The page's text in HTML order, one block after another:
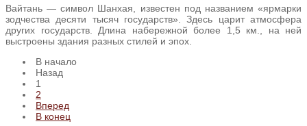
Вайтань — символ Шанхая, известен под названием «ярмарки
зодчества десяти тысяч государств». Здесь царит атмосфера
других государств. Длина набережной более 1,5 км., на ней
выстроены здания разных стилей и эпох.
В начало
Назад
1
2
Вперед
В конец